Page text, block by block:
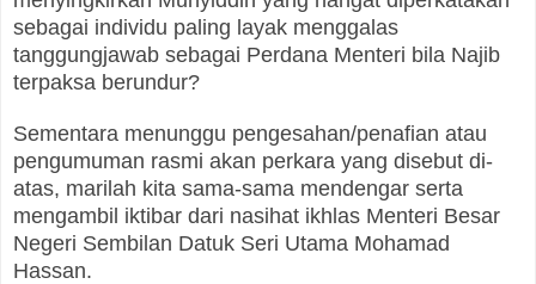
sebagai individu paling layak menggalas
tanggungjawab sebagai Perdana Menteri bila Najib
terpaksa berundur?
Sementara menunggu pengesahan/penafian atau
pengumuman rasmi akan perkara yang disebut di-
atas, marilah kita sama-sama mendengar serta
mengambil iktibar dari nasihat ikhlas Menteri Besar
Negeri Sembilan Datuk Seri Utama Mohamad
Hassan.